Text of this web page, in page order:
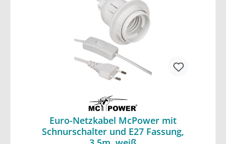
Euro-Netzkabel McPower mit
Schnurschalter und E27 Fassung,